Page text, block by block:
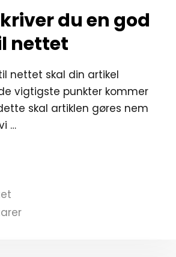
du en god
nettet
nettet skal din artikel
vigtigste punkter kommer
skal artiklen gøres nem
…